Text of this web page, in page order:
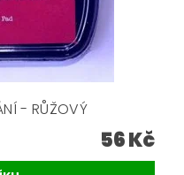
- RŮŽOVÝ
56 Kč